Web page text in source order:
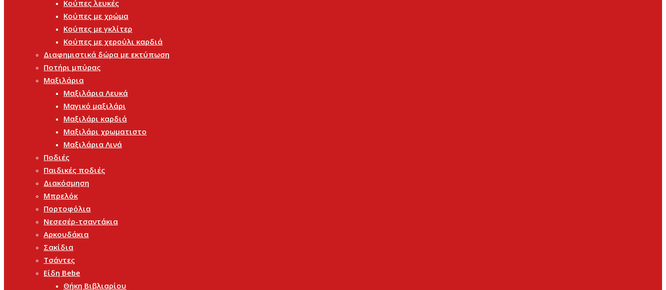
Κούπες λευκές
Κούπες με χρώμα
Κούπες με γκλίτερ
Κούπες με χερούλι καρδιά
Διαφημιστικά δώρα με εκτύπωση
Ποτήρι μπύρας
Μαξιλάρια
Μαξιλάρια Λευκά
Μαγικό μαξιλάρι
Μαξιλάρι καρδιά
Μαξιλάρι χρωματιστο
Μαξιλάρια Λινά
Ποδιές
Παιδικές ποδιές
Διακόσμηση
Μπρελόκ
Πορτοφόλια
Νεσεσέρ-τσαντάκια
Αρκουδάκια
Σακίδια
Τσάντες
Είδη Bebe
Θήκη Βιβλιαρίου